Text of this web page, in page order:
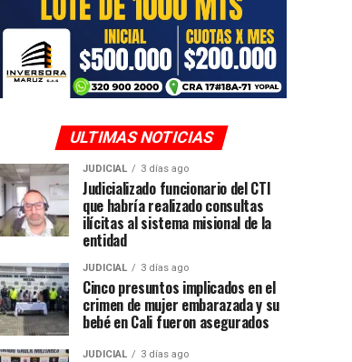
ULTIMAS NOTICIAS
JUDICIAL 3 días ago
Judicializado funcionario del CTI
que habría realizado consultas
ilícitas al sistema misional de la
entidad
JUDICIAL 3 días ago
Cinco presuntos implicados en el
crimen de mujer embarazada y su
bebé en Cali fueron asegurados
JUDICIAL 3 días ago